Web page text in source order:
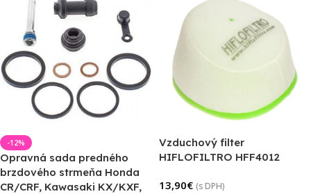
-12%
Opravná sada predného
brzdového strmeňa Honda
CR/CRF, Kawasaki KX/KXF,
Vzduchový filter
HIFLOFILTRO HFF4012
13,90€ (s DPH)